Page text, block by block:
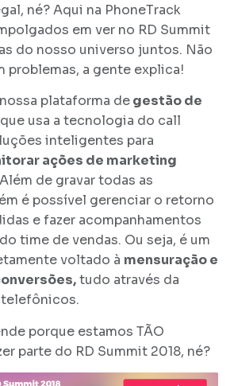
né? Aqui na PhoneTrack
em ver no RD Summit
do nosso universo juntos. Não
problemas, a gente explica!
plataforma degestão de
que usa a tecnologia do call
inteligentes para
ações de marketing
Além de gravar todas as
é possível gerenciar o retorno
e fazer acompanhamentos
time de vendas. Ou seja, é um
voltado à mensuração e
tudo através da
telefônicos.
porque estamos TÃO
parte do RD Summit 2018, né?